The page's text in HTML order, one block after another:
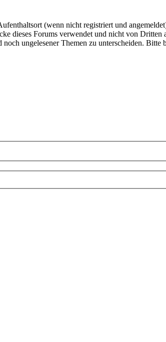
(wenn nicht registriert und
dieses Forums verwendet und nicht von Dritten
ungelesener Themen zu unterscheiden. Bitte